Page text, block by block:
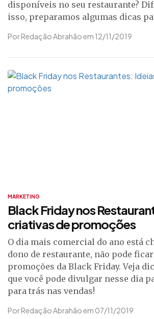
disponíveis no seu restaurante?
isso, preparamos algumas dicas
Por Redação Abrahão em 12/11/2019
MARKETING
Black Friday nos
criativas de promoções
O dia mais comercial do ano está
dono de restaurante, não pode
promoções da Black Friday. Veja
que você pode divulgar nesse dia
para trás nas vendas!
Por Redação Abrahão em 07/11/2019